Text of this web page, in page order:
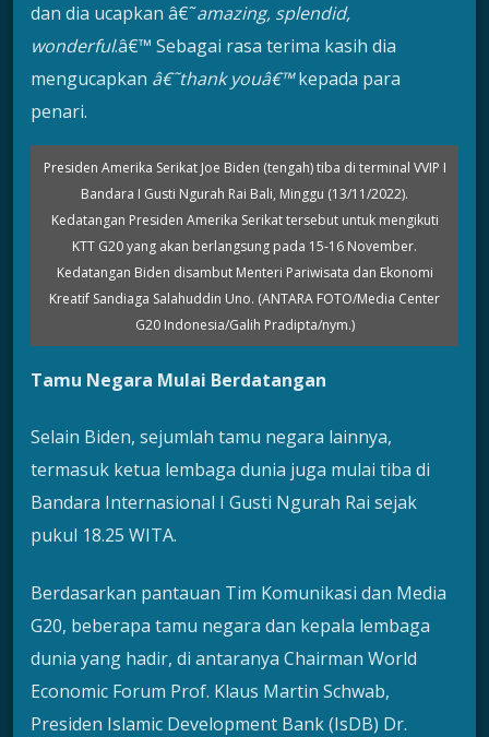
dan dia ucapkan â€˜amazing, splendid,
wonderful.â€™ Sebagai rasa terima kasih dia
mengucapkan â€˜thank youâ€™kepada para
penari.
Presiden Amerika Serikat Joe Biden (tengah) tiba di terminal VVIP I
Bandara I Gusti Ngurah Rai Bali, Minggu (13/11/2022).
Kedatangan Presiden Amerika Serikat tersebut untuk mengikuti
KTT G20 yang akan berlangsung pada 15-16 November.
Kedatangan Biden disambut Menteri Pariwisata dan Ekonomi
Kreatif Sandiaga Salahuddin Uno. (ANTARA FOTO/Media Center
G20 Indonesia/Galih Pradipta/nym.)
Tamu Negara Mulai Berdatangan
Selain Biden, sejumlah tamu negara lainnya,
termasuk ketua lembaga dunia juga mulai tiba di
Bandara Internasional I Gusti Ngurah Rai sejak
pukul 18.25 WITA.
Berdasarkan pantauan Tim Komunikasi dan Media
G20, beberapa tamu negara dan kepala lembaga
dunia yang hadir, di antaranya Chairman World
Economic Forum Prof. Klaus Martin Schwab,
Presiden Islamic Development Bank (IsDB) Dr.